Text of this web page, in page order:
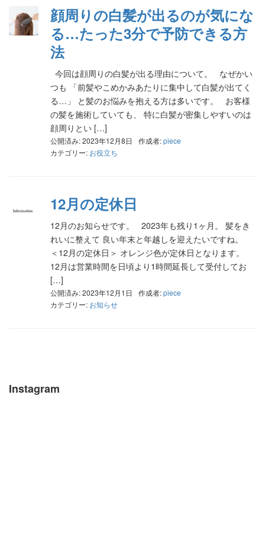
顔周りの白髪が出るのが気にな
る…たった3分で予防できる方
法
今回は顔周りの白髪が出る理由について。 なぜかい
つも 「前髪やこめかみあたりに集中して白髪が出てく
る…」 と髪のお悩みを抱える方は多いです。 お客様
の髪を施術していても、 特に白髪が密集しやすいのは
顔周りとい […]
公開済み: 2023年12月8日 作成者:piece
カテゴリー: お役立ち
12月の定休日
12月のお知らせです。 2023年も残り1ヶ月。 髪をき
れいに整えて 良い年末と年越しを迎えたいですね。
＜12月の定休日＞ オレンジ色が定休日となります。
12月は営業時間を日頃より1時間延長して受付してお
[…]
公開済み: 2023年12月1日 作成者:piece
カテゴリー: お知らせ
Instagram